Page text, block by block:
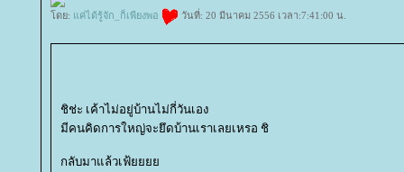
ดย: ค่ได้รู้จัก_ก็เพียงพอ วันที่: 20 มีนาคม 2556 เวลา:7:41:00 น.
ชิช่ะ เค้าไม่อยู่บ้านไม่กี่วันเอง
มีคนคิดการใหญ่จะยึดบ้านเราเลยเหรอ ชิ
กลับมาแล้วเฟ้